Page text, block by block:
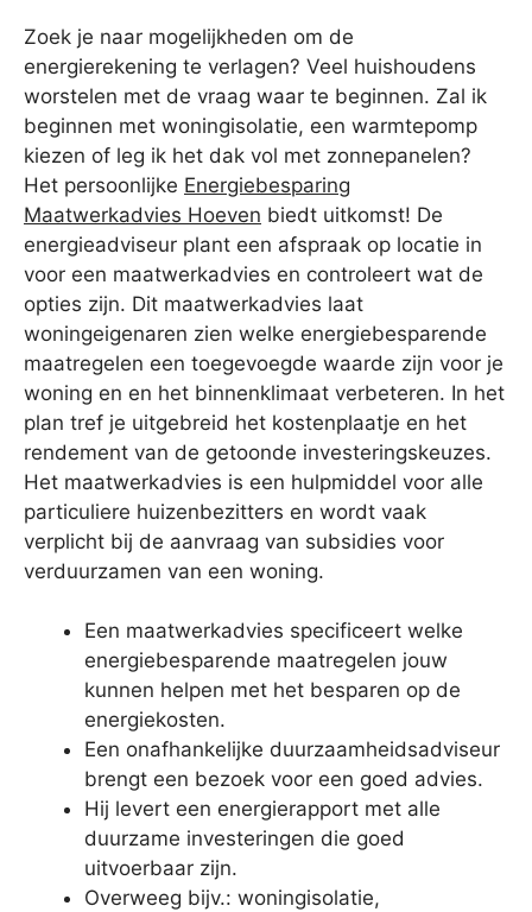
Zoek je naar mogelijkheden om de
energierekening te verlagen? Veel huishoudens
worstelen met de vraag waar te beginnen. Zal ik
beginnen met woningisolatie, een warmtepomp
kiezen of leg ik het dak vol met zonnepanelen?
Het persoonlijke Energiebesparing
Maatwerkadvies Hoeven biedt uitkomst! De
energieadviseur plant een afspraak op locatie in
voor een maatwerkadvies en controleert wat de
opties zijn. Dit maatwerkadvies laat
woningeigenaren zien welke energiebesparende
maatregelen een toegevoegde waarde zijn voor je
woning en en het binnenklimaat verbeteren. In het
plan tref je uitgebreid het kostenplaatje en het
rendement van de getoonde investeringskeuzes.
Het maatwerkadvies is een hulpmiddel voor alle
particuliere huizenbezitters en wordt vaak
verplicht bij de aanvraag van subsidies voor
verduurzamen van een woning.
Een maatwerkadvies specificeert welke
energiebesparende maatregelen jouw
kunnen helpen met het besparen op de
energiekosten.
Een onafhankelijke duurzaamheidsadviseur
brengt een bezoek voor een goed advies.
Hij levert een energierapport met alle
duurzame investeringen die goed
uitvoerbaar zijn.
Overweeg bijv.: woningisolatie,